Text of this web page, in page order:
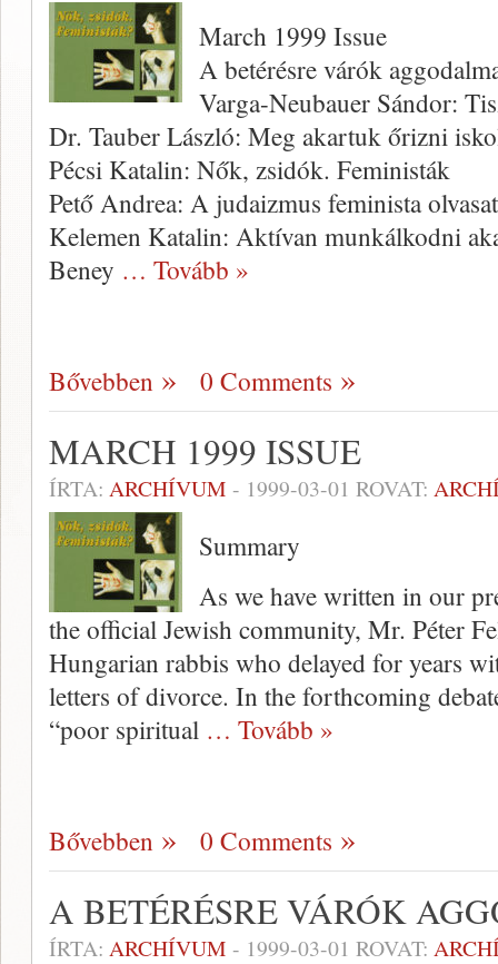
March 1999 Issue
A betérésre várók
Varga-Neubauer Sándor:
Dr. Tauber László: Meg akartuk őrizni
Pécsi Katalin: Nők, zsidók. Feministák
Pető Andrea: A judaizmus feminista
Kelemen Katalin: Aktívan munkálkodni
Beney … Tovább »
Bővebben 0 Comments
MARCH 1999 ISSUE
ÍRTA: ARCHÍVUM - 1999-03-01 ROVAT:
Summary
As we have written in our
the official Jewish community, Mr. Péter
Hungarian rabbis who delayed for years
letters of divorce. In the forth­coming
“poor spiritu­al … Tovább »
Bővebben 0 Comments
A BETÉRÉSRE VÁRÓK
ÍRTA: ARCHÍVUM - 1999-03-01 ROVAT: